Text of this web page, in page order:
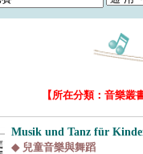
【所在分類：音樂叢
Musik und Tanz für
◆ 兒童音樂與舞蹈